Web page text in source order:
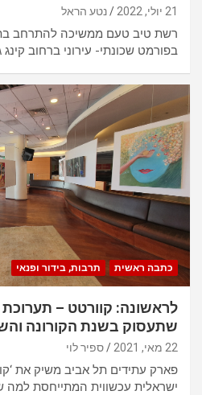
21 יולי, 2022 נטע הראל
רשת טיב טעם ממשיכה להתרחב
בפורמט שכונתי- עירוני ברחוב קינג
כתבה ראשית תרבות, בידור ופנאי
לראשונה: קוורטט –
שתעסוק בשנת הקורונה
22 מאי, 2021 ‫ספיר לוי
פארק עתידים תל אביב משיק את
ישראלית עכשווית המתייחסת למה